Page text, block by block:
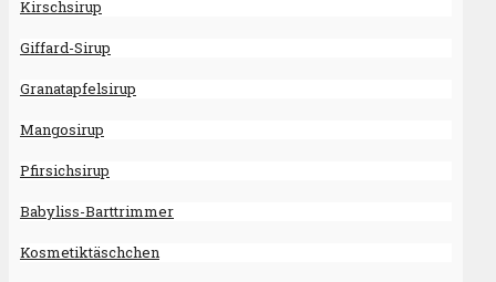
Kirschsirup
Giffard-Sirup
Granatapfelsirup
Mangosirup
Pfirsichsirup
Babyliss-Barttrimmer
Kosmetiktäschchen